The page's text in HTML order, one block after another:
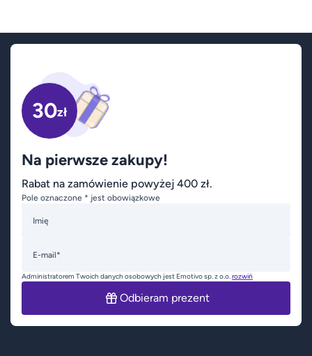
30zł
Na pierwsze zakupy!
Rabat na zamówienie powyżej 400 zł.
Pole oznaczone * jest obowiązkowe
Imię
E-mail*
Administratorem Twoich danych osobowych jest Emotivo sp. z o.o.rozwiń
Odbieram prezent